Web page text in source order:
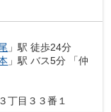
」駅 徒歩24分
」駅 バス5分 「仲
３丁目３３番１